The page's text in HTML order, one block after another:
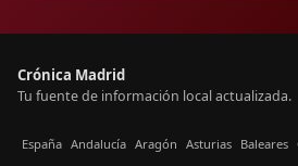
Crónica Madrid
Tu fuente de información local actualizada.
España Andalucía Aragón Asturias Baleares